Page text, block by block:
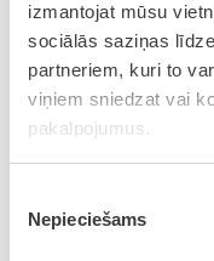
izmantojat mūsu
sociālās saziņas
partneriem, kuri to
viņiem sniedzat vai
pakalpojumus.
izvēle
Nepieciešams
Vienošanās
31.marta līguma
2015/03 "Par
apgaismojuma
rekonstrukciju
"Ostnieks"